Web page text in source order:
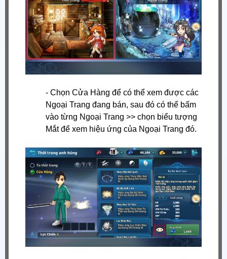
- Chọn Cửa Hàng để có thể xem được các
Ngoại Trang đang bán, sau đó có thể bấm
vào từng Ngoại Trang >> chọn biểu tượng
Mắt để xem hiệu ứng của Ngoại Trang đó.